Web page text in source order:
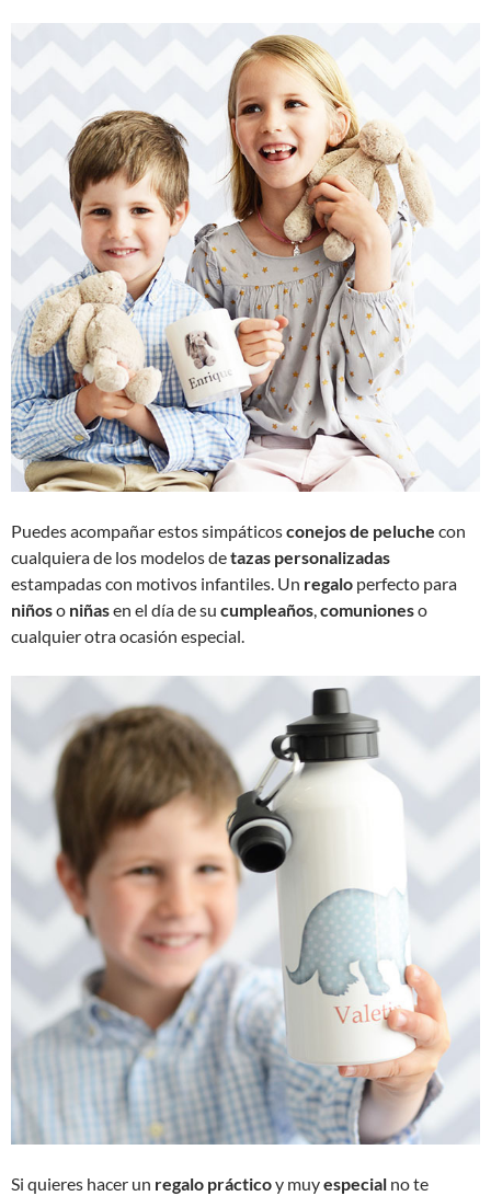
Puedes acompañar estos simpáticosconejos de peluche con
cualquiera de los modelos detazas personalizadas
estampadas con motivos infantiles. Un regalo perfecto para
niñoso niñasen el día de su cumpleaños comunioneso
cualquier otra ocasión especial.
Si quieres hacer un regalo prácticoy muyespecial no te